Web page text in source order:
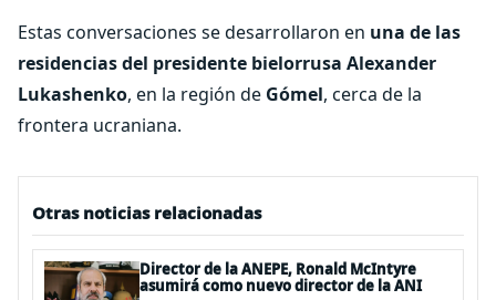
Estas conversaciones se desarrollaron en una de las
residencias del presidente bielorrusa Alexander
Lukashenko, en la región de Gómel, cerca de la
frontera ucraniana.
Otras noticias relacionadas
Director de la ANEPE, Ronald McIntyre
asumirá como nuevo director de la ANI